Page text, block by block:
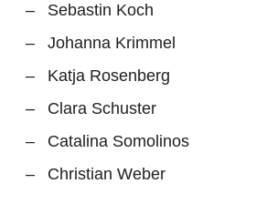
Sebastin Koch
Johanna Krimmel
Katja Rosenberg
Clara Schuster
Catalina Somolinos
Christian Weber